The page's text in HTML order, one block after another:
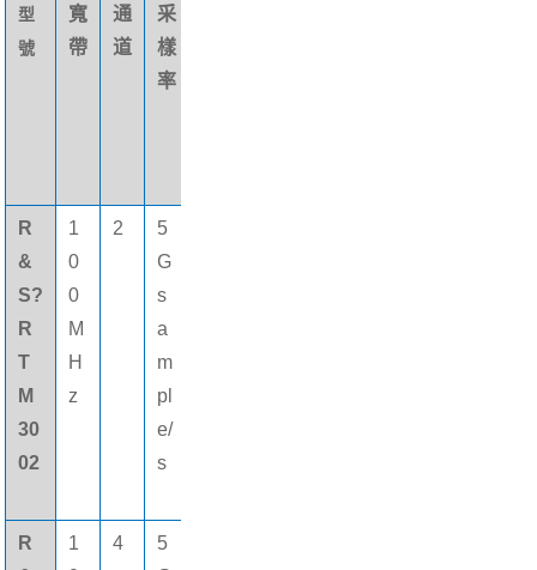
型
號
寬
帶
通
道
采
樣
率
R
&
S?
R
T
M
30
02
1
0
0
M
H
z
2
5
G
s
a
m
pl
e/
s
R
1
4
5